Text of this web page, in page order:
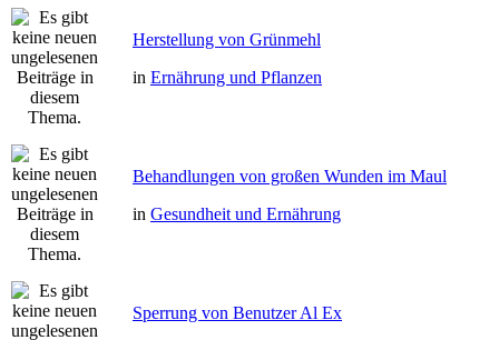
Herstellung von Grünmehl
in Ernährung und Pflanzen
Behandlungen von großen Wunden im Maul
in Gesundheit und Ernährung
Sperrung von Benutzer Al Ex